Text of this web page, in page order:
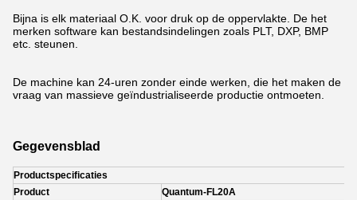
Bijna is elk materiaal O.K. voor druk op de oppervlakte. De het
merken software kan bestandsindelingen zoals PLT, DXP, BMP
etc. steunen.
De machine kan 24-uren zonder einde werken, die het maken de
vraag van massieve geïndustrialiseerde productie ontmoeten.
Gegevensblad
Productspecificaties
Product
Quantum-FL20A